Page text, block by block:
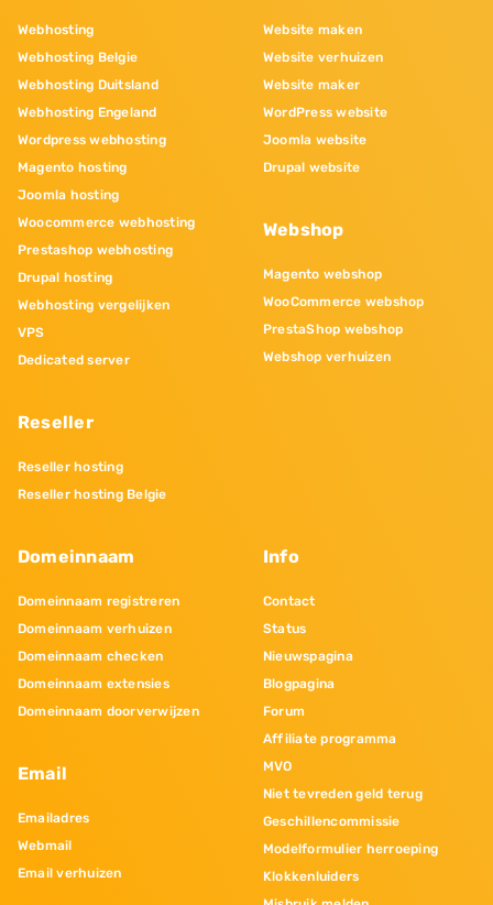
Webhosting
Webhosting Belgie
Webhosting Duitsland
Webhosting Engeland
Wordpress webhosting
Magento hosting
Joomla hosting
Woocommerce webhosting
Prestashop webhosting
Drupal hosting
Webhosting vergelijken
VPS
Dedicated server
Reseller
Reseller hosting
Reseller hosting Belgie
Website maken
Website verhuizen
Website maker
WordPress website
Joomla website
Drupal website
Webshop
Magento webshop
WooCommerce webshop
PrestaShop webshop
Webshop verhuizen
Domeinnaam
Domeinnaam registreren
Domeinnaam verhuizen
Domeinnaam checken
Domeinnaam extensies
Domeinnaam doorverwijzen
Email
Emailadres
Webmail
Email verhuizen
Info
Contact
Status
Nieuwspagina
Blogpagina
Forum
Affiliate programma
MVO
Niet tevreden geld terug
Geschillencommissie
Modelformulier herroeping
Klokkenluiders